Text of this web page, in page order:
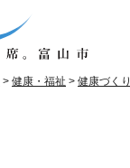
> 健康・福祉 > 健康づく